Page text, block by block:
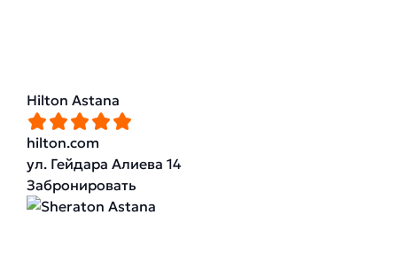
Hilton Astana
hilton.com
ул. Гейдара Алиева 14
Забронировать